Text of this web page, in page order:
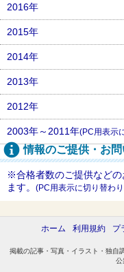
2016年
2015年
2014年
2013年
2012年
2003年～2011年(PC用表示
情報のご提供・お
※合格者数のご提供などの
ます。 (PC用表示に切り替わ
ホーム 利用規約 プ
掲載の記事・写真・イラスト・独自
公